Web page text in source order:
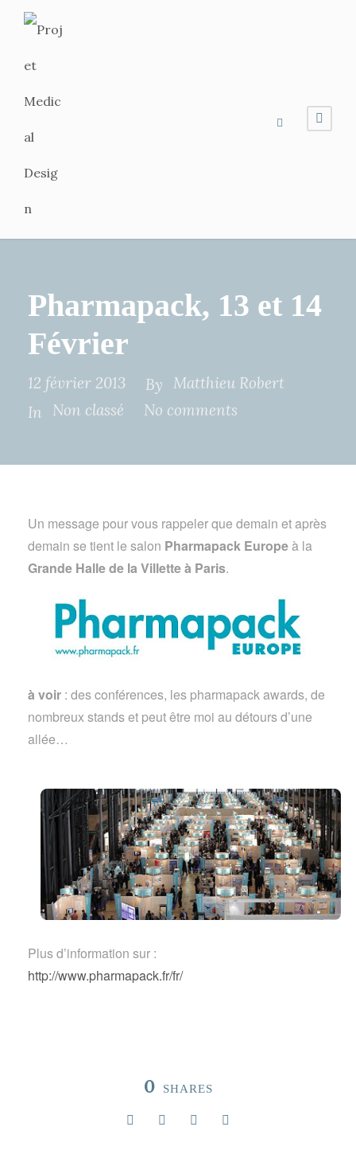
Pharmapack, 13 et 14
Février
12 février 2013 By
Matthieu Robert
In
Non classé No comments
Un message pour vous rappeler que demain et après
demain se tient le salon Pharmapack Europeà la
Grande Halle de la Villette à Paris.
à voir : des conférences, les pharmapack awards, de
nombreux stands et peut être moi au détours d’une
allée…
Plus d’information sur :
http://www.pharmapack.fr/fr/
0 SHARES